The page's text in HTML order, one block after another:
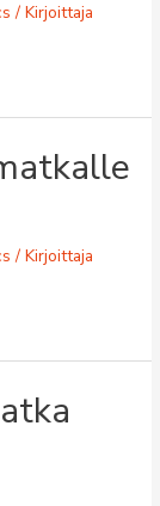
/ Kirjoittaja
/ Kirjoittaja